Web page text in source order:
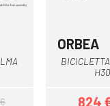
ORBEA
824